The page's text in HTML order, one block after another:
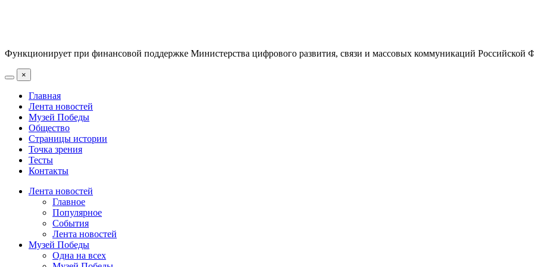
Функционирует при финансовой поддержке Министерства цифрового развития, связи и массовых коммуникаций Российской
×
Главная
Лента новостей
Музей Победы
Общество
Страницы истории
Точка зрения
Тесты
Контакты
Лента новостей
Главное
Популярное
События
Лента новостей
Музей Победы
Одна на всех